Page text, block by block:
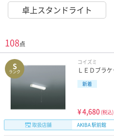
卓上スタンドライト
108点
S
ランク
コイズミ
ＬＥＤブラ
新着
¥4,680 (税込)
取扱店舗
AKIBA 駅前館